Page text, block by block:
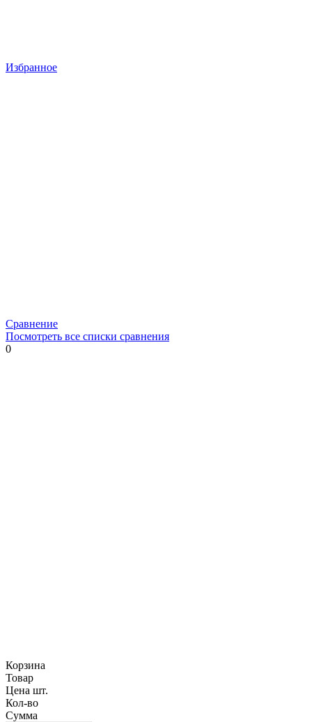
Избранное
Сравнение
Посмотреть все списки сравнения
0
Корзина
Товар
Цена шт.
Кол-во
Сумма